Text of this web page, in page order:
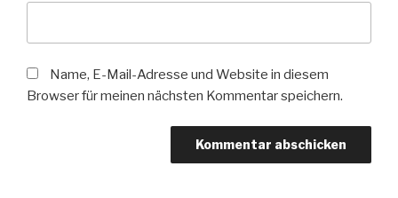
Name, E-Mail-Adresse und Website in diesem
Browser für meinen nächsten Kommentar speichern.